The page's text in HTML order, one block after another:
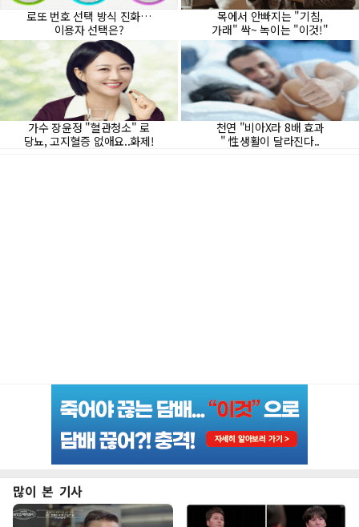
많이 본 기사